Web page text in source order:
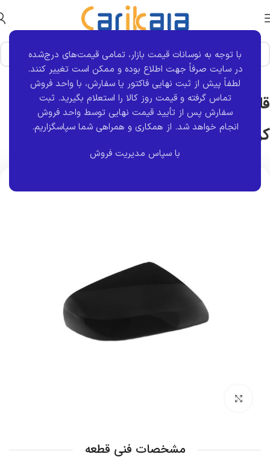
با توجه به نوسانات قیمت بازار، تمامی قیمت‌های درج‌شده
در سایت صرفاً جهت اطلاع بوده و ممکن است تغییر کنند.
لطفاً پیش از ثبت نهایی فاکتور یا سفارش، با واحد فروش
تماس گرفته و قیمت روز کالا را استعلام بگیرید. ثبت
سفارش پس از تأیید قیمت نهایی توسط واحد فروش
انجام خواهد شد. از همکاری و همراهی شما سپاسگزاریم.
با سپاس مدیریت فروش
خانه برند قطعه کروز
قاب روکش آینه (فلاپ) راست رانا (خام) |
کروز
مشخصات فنی قطعه